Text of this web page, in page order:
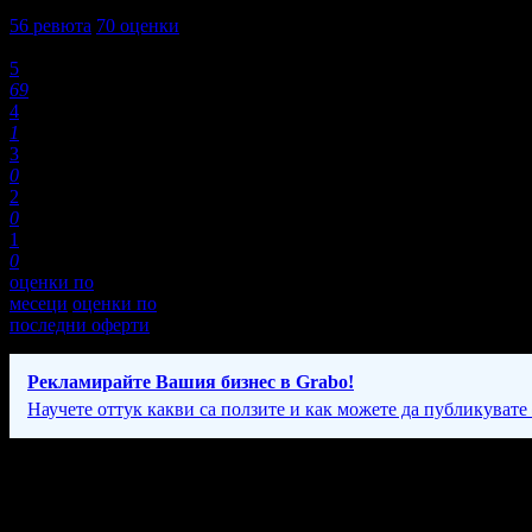
56 ревюта 70 оценки
5
69
4
1
3
0
2
0
1
0
оценки по
месеци оценки по
последни оферти
Рекламирайте Вашия бизнес в Grabo!
Научете оттук какви са ползите и как можете да публикувате